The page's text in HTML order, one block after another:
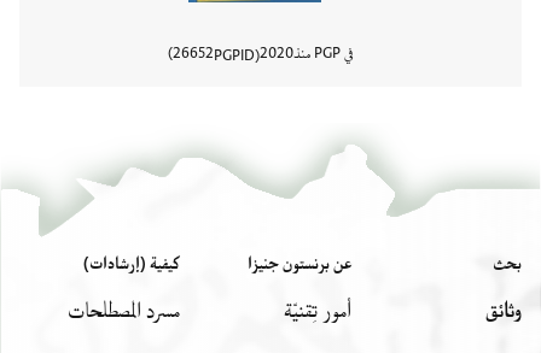
في PGP منذ 2020
PGPID
26652
بحث
وثائق
عن برنستون جنيزا
أمور تِقنيّة
كيفية (إرشادات)
مسرد المصطلحات